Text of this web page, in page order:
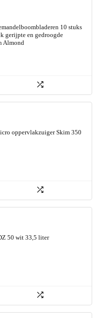
10 stuks
gerijpte en gedroogde
Almond
oppervlakzuiger Skim 350
50 wit 33,5 liter